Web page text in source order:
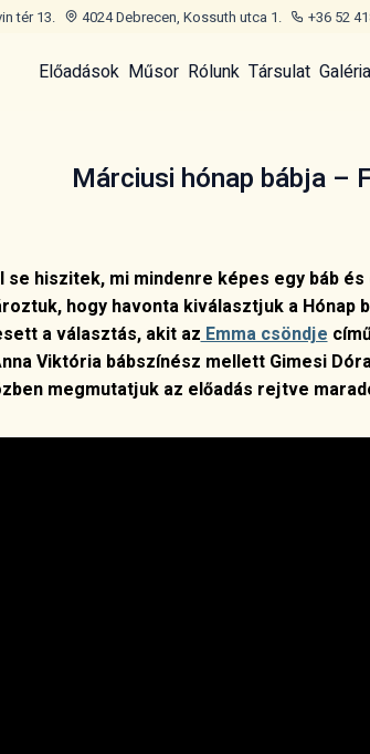
tér 13. 4024 Debrecen, Kossuth utca 1. +36 52
Előadások Műsor Rólunk Társulat Galéria
Márciusi hónap bábja –
se hiszitek, mi mindenre képes egy báb
hogy havonta kiválasztjuk a Hónap
a választás, akit azEmma csöndje
Viktória bábszínész mellett Gimesi
megmutatjuk az előadás rejtve